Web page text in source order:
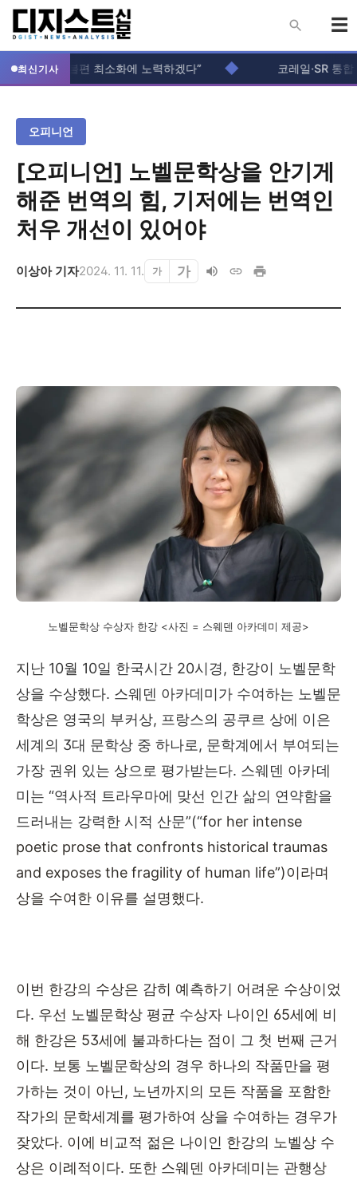
최신기사
“입주생 불편 최소화에 노력하겠다” 코레일·SR 통합
오피니언
[오피니언] 노벨문학상을 안기게
해준 번역의 힘, 기저에는 번역인
처우 개선이 있어야
이상아 기자2024. 11. 11. 가 가
노벨문학상 수상자 한강 <사진 = 스웨덴 아카데미 제공>
지난 10월 10일 한국시간 20시경, 한강이 노벨문학
상을 수상했다. 스웨덴 아카데미가 수여하는 노벨문
학상은 영국의 부커상, 프랑스의 공쿠르 상에 이은
세계의 3대 문학상 중 하나로 , 문학계에서 부여되는
가장 권위 있는 상으로 평가받는다. 스웨덴 아카데
미는 “역사적 트라우마에 맞선 인간 삶의 연약함을
드러내는 강력한 시적 산문”(“for her intense
poetic prose that confronts historical traumas
and exposes the fragility of human life”)이라며
상을 수여한 이유를 설명했다.
이번 한강의 수상은 감히 예측하기 어려운 수상이었
다. 우선 노벨문학상 평균 수상자 나이인 65세에 비
해 한강은 53세에 불과하다는 점이 그 첫 번째 근거
이다. 보통 노벨문학상의 경우 하나의 작품만을 평
가하는 것이 아닌 , 노년까지의 모든 작품을 포함한
작가의 문학세계를 평가하여 상을 수여하는 경우가
잦았다. 이에 비교적 젊은 나이인 한강의 노벨상 수
상은 이례적이다. 또한 스웨덴 아카데미는 관행상